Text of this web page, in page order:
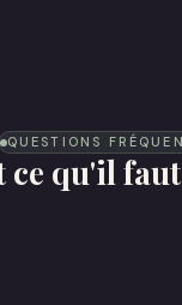
QUESTIONS
ce qu'il